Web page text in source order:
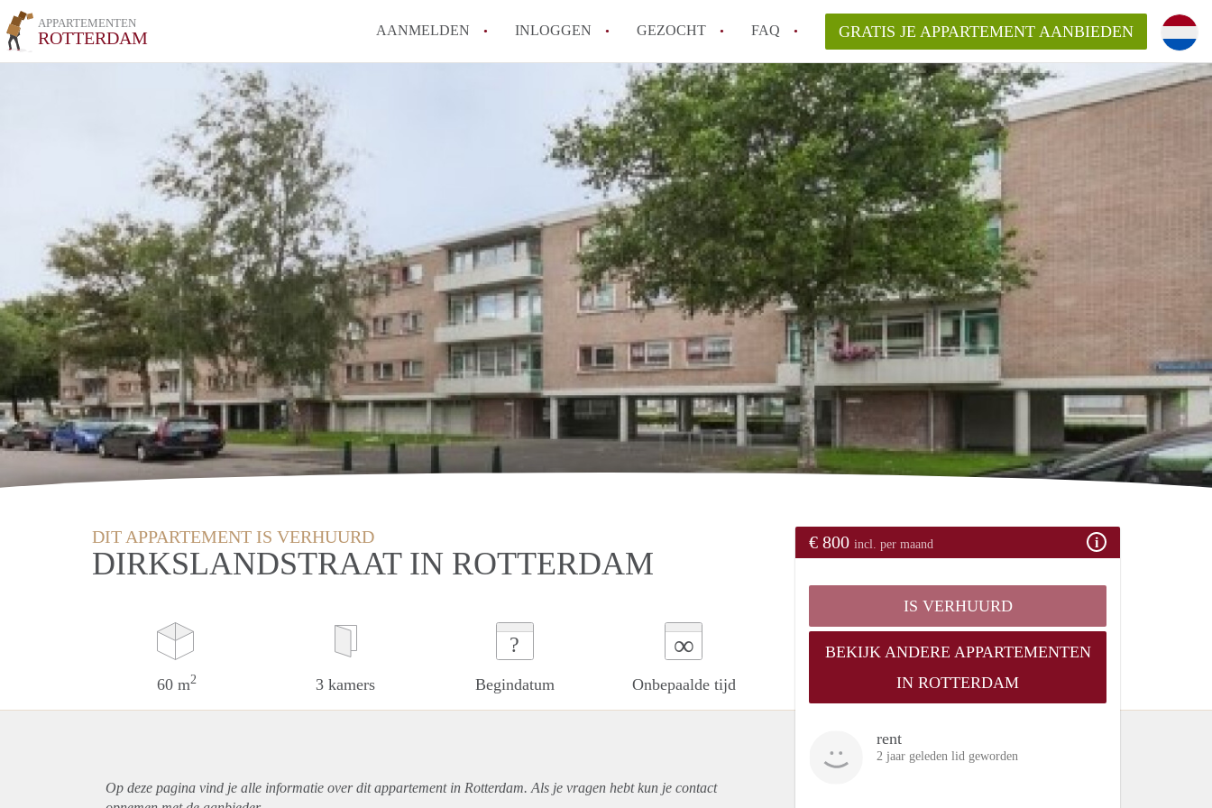
APPARTEMENTEN
ROTTERDAM AANMELDEN INLOGGEN GEZOCHT FAQ
How to translate AppartementRotterdam!
Wat is AppartementenRotterdam?
Hoeveel kost het om te reageren op een Appartement in Rotterdam?
Wat is de privacyverklaring van AppartementenRotterdam?
Berekent AppartementenRotterdam
makelaarsvergoeding/bemiddelingsvergoeding?
Alle veelgestelde vragen
GRATIS JE APPARTEMENT AANBIEDEN
DIT APPARTEMENT IS VERHUURD
DIRKSLANDSTRAAT IN ROTTERDAM
60 m2 3 kamers
?
Begindatum
∞
Onbepaalde tijd
€ 800 incl. per maand
IS VERHUURD
BEKIJK ANDERE APPARTEMENTEN
IN ROTTERDAM
rent
2 jaar geleden lid geworden
Op deze pagina vind je alle informatie over ditappartementin Rotterdam. Als je vragen hebt kun je contact